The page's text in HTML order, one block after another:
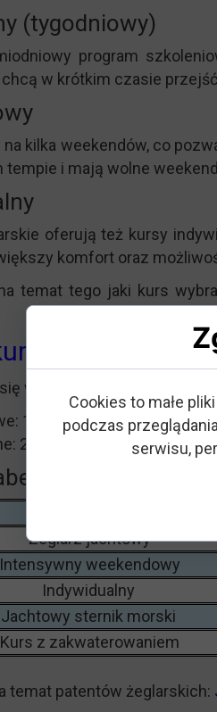
(tygodniowy)
program
w krótkim czasie
kilka weekendów, co
i mają wolne
oferują też kursy
komfort oraz
temat tego jaki kurs
na patent
w zależności od
1390–1800 zł
2200–3500 zł
kosztów:
Żeglarz jachtowy
Intensywny weekendowy
Indywidualny
Jachtowy sternik morski
Kurs z zakwaterowaniem
temat patentów żeglarskich:
Cookies to małe
podczas
serwisu,